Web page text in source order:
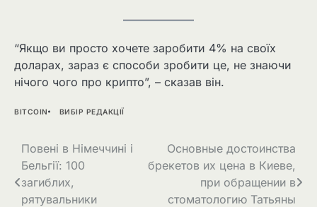
“Якщо ви просто хочете заробити 4% на своїх
доларах, зараз є способи зробити це, не знаючи
нічого чого про крипто”, – сказав він.
BITCOIN ВИБІР РЕДАКЦІЇ
Навігація
записів
Повені в Німеччині і
Бельгії: 100
загиблих,
рятувальники
Основные достоинства
брекетов их цена в Киеве,
при обращении в
стоматологию Татьяны